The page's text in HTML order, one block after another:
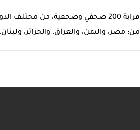
من: مصر، واليمن، والعراق، والجزائر،